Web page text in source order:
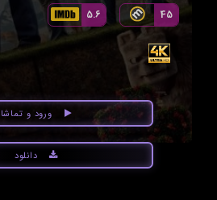
45
5.6
ورود و تماشا
دانلود